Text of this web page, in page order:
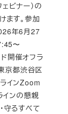
ェビナー）の
ます。参加
年6月27
〜
開催オフラ
京都渋谷区
インZoom
インの懇親
守るすべて